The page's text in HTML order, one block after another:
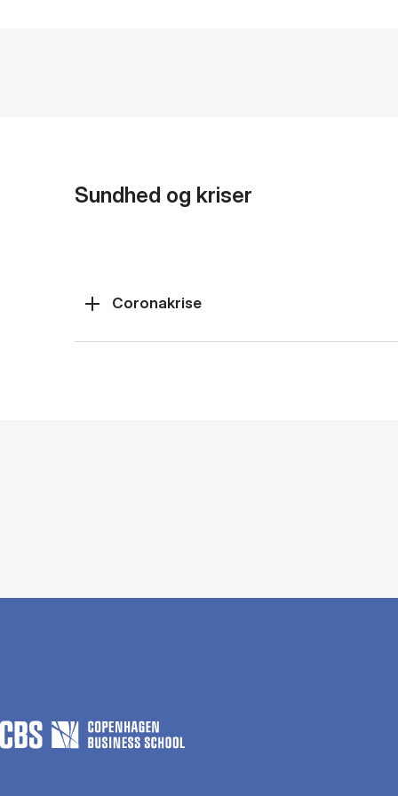
Sundhed og kriser
Coronakrise